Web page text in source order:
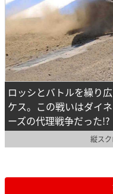
ロッシとバトルを繰り
ケス。この戦いはダイ
ーズの代理戦争だった!?
縦ス